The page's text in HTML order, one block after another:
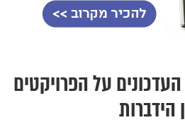
על הפרויקטים
הידברות